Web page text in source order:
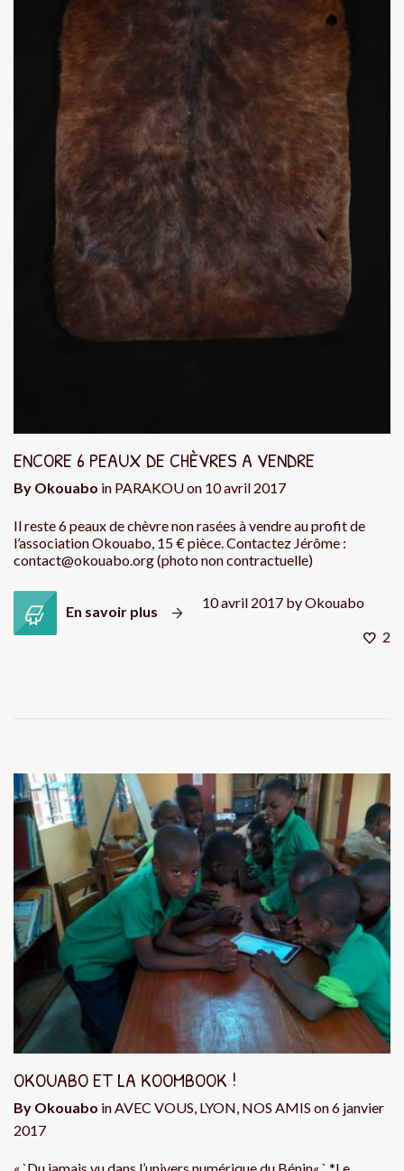
ENCORE 6 PEAUX DE CHÈVRES A VENDRE
By Okouabo in PARAKOUon 10 avril 2017
Il reste 6 peaux de chèvre non rasées à vendre au profit de
l’association Okouabo, 15 € pièce. Contactez Jérôme :
contact@okouabo.org (photo non contractuelle)
En savoir plus
10 avril 2017 byOkouabo
2
OKOUABO ET LA KOOMBOOK !
By Okouabo in AVEC VOUS LYON NOS AMIS on6 janvier
2017
« `Du jamais vu dans l’univers numérique du Bénin« ` *Le